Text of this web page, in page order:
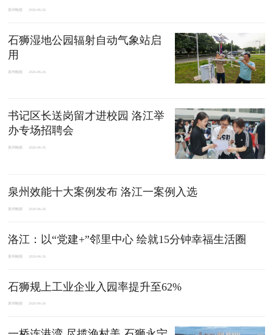
泉州晚报 2026-06-26
石狮湿地公园辐射自动气象站启
用
泉州晚报 2026-06-26
书记区长送岗留才进校园 洛江举
办专场招聘会
泉州晚报 2026-06-26
泉州效能十大案例发布 洛江一案例入选
泉州晚报 2026-06-26
洛江：以“党建+”邻里中心 绘就15分钟幸福生活圈
泉州晚报 2026-06-26
石狮规上工业企业入园率提升至62%
泉州晚报 2026-06-26